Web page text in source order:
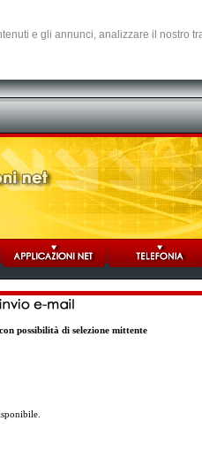
e gli annunci, analizzare il nostro
possibilità di selezione mittente